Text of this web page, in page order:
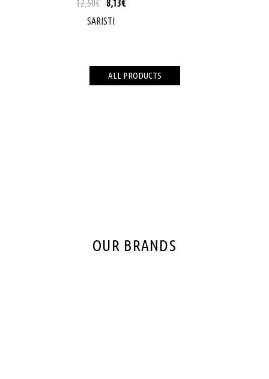
12,50€ 8,13€
SARISTI
ALL PRODUCTS
OUR BRANDS